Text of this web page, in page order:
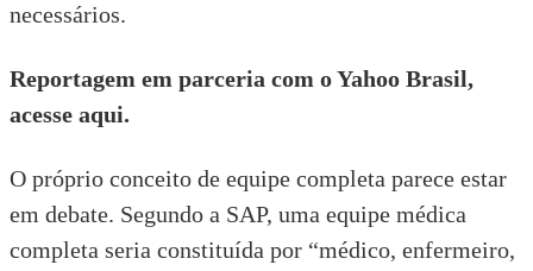
necessários.
Reportagem em parceria com o Yahoo Brasil,
acesse aqui.
O próprio conceito de equipe completa parece estar
em debate. Segundo a SAP, uma equipe médica
completa seria constituída por “médico, enfermeiro,